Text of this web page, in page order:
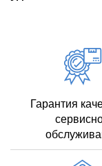
Гарантия